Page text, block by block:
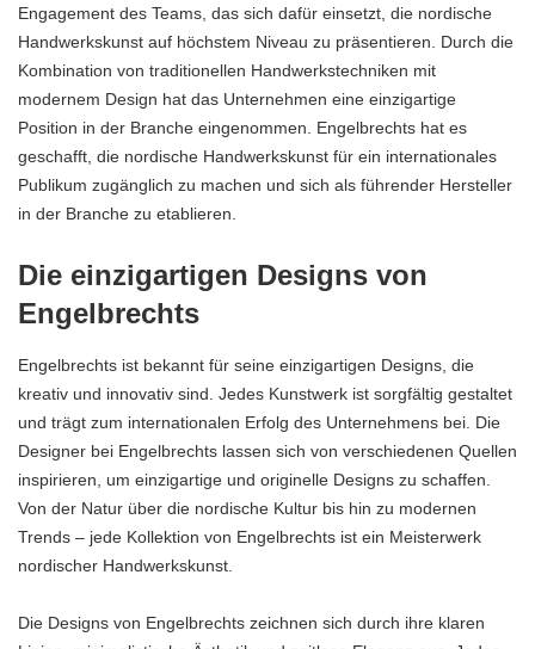
Engagement des Teams, das sich dafür einsetzt, die nordische
Handwerkskunst auf höchstem Niveau zu präsentieren. Durch die
Kombination von traditionellen Handwerkstechniken mit
modernem Design hat das Unternehmen eine einzigartige
Position in der Branche eingenommen. Engelbrechts hat es
geschafft, die nordische Handwerkskunst für ein internationales
Publikum zugänglich zu machen und sich als führender Hersteller
in der Branche zu etablieren.
Die einzigartigen Designs von
Engelbrechts
Engelbrechts ist bekannt für seine einzigartigen Designs, die
kreativ und innovativ sind. Jedes Kunstwerk ist sorgfältig gestaltet
und trägt zum internationalen Erfolg des Unternehmens bei. Die
Designer bei Engelbrechts lassen sich von verschiedenen Quellen
inspirieren, um einzigartige und originelle Designs zu schaffen.
Von der Natur über die nordische Kultur bis hin zu modernen
Trends – jede Kollektion von Engelbrechts ist ein Meisterwerk
nordischer Handwerkskunst.
Die Designs von Engelbrechts zeichnen sich durch ihre klaren